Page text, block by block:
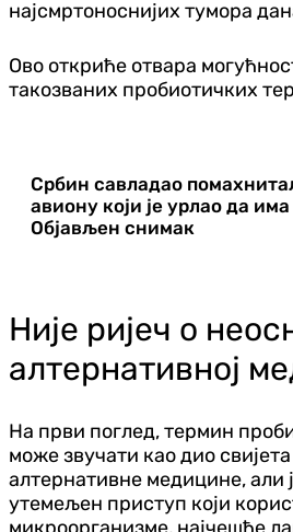
најсмртоноснијих тумора
Ово откриће отвара
такозваних пробиотичких
Србин савладао
авиону који је урлао да
Објављен снимак
Није ријеч о
алтернативној
На први поглед, термин
може звучати као дио
алтернативне медицине, али
утемељен приступ који